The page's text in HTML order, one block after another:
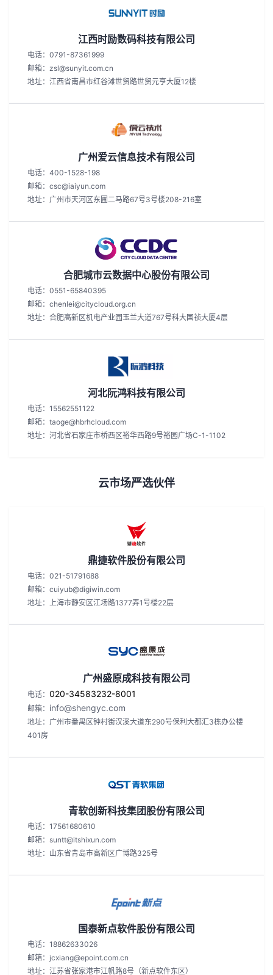
江西时励数码科技有限公司
电话：0791-87361999
邮箱：zsl@sunyit.com.cn
地址：江西省南昌市红谷滩世贸路世贸元亨大厦12楼
广州爱云信息技术有限公司
电话：400-1528-198
邮箱：csc@iaiyun.com
地址：广州市天河区东圃二马路67号3号楼208-216室
合肥城市云数据中心股份有限公司
电话：0551-65840395
邮箱：chenlei@citycloud.org.cn
地址：合肥高新区机电产业园玉兰大道767号科大国祯大厦4层
河北阮鸿科技有限公司
电话：15562551122
邮箱：taoge@hbrhcloud.com
地址：河北省石家庄市桥西区裕华西路9号裕园广场C-1-1102
云市场严选伙伴
鼎捷软件股份有限公司
电话：021-51791688
邮箱：cuiyub@digiwin.com
地址：上海市静安区江场路1377弄1号楼22层
广州盛原成科技有限公司
电话： 020-34583232-8001
邮箱： info@shengyc.com
地址：广州市番禺区钟村街汉溪大道东290号保利大都汇3栋办公楼
401房
青软创新科技集团股份有限公司
电话：17561680610
邮箱：suntt@itshixun.com
地址：山东省青岛市高新区广博路325号
国泰新点软件股份有限公司
电话：18862633026
邮箱：jcxiang@epoint.com.cn
地址：江苏省张家港市江帆路8号（新点软件东区）